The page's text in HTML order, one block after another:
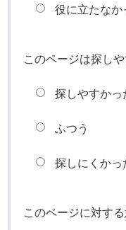
役に立たなか
このページは探し
探しやすかっ
ふつう
探しにくかっ
このページに対す